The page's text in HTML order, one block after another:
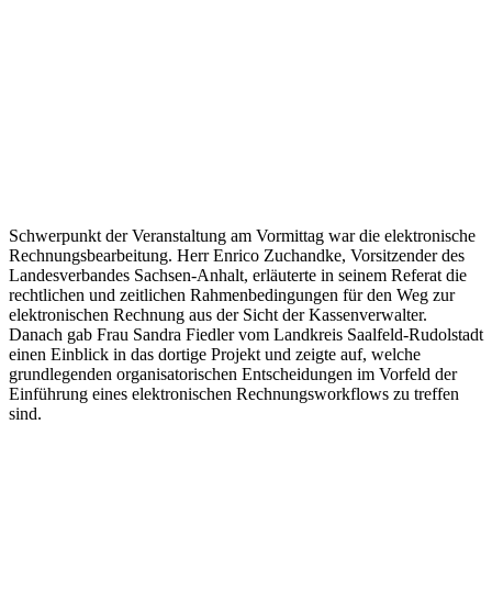
Schwerpunkt der Veranstaltung am Vormittag war die elektronische
Rechnungsbearbeitung. Herr Enrico Zuchandke, Vorsitzender des
Landesverbandes Sachsen-Anhalt, erläuterte in seinem Referat die
rechtlichen und zeitlichen Rahmenbedingungen für den Weg zur
elektronischen Rechnung aus der Sicht der Kassenverwalter.
Danach gab Frau Sandra Fiedler vom Landkreis Saalfeld-Rudolstadt
einen Einblick in das dortige Projekt und zeigte auf, welche
grundlegenden organisatorischen Entscheidungen im Vorfeld der
Einführung eines elektronischen Rechnungsworkflows zu treffen
sind.